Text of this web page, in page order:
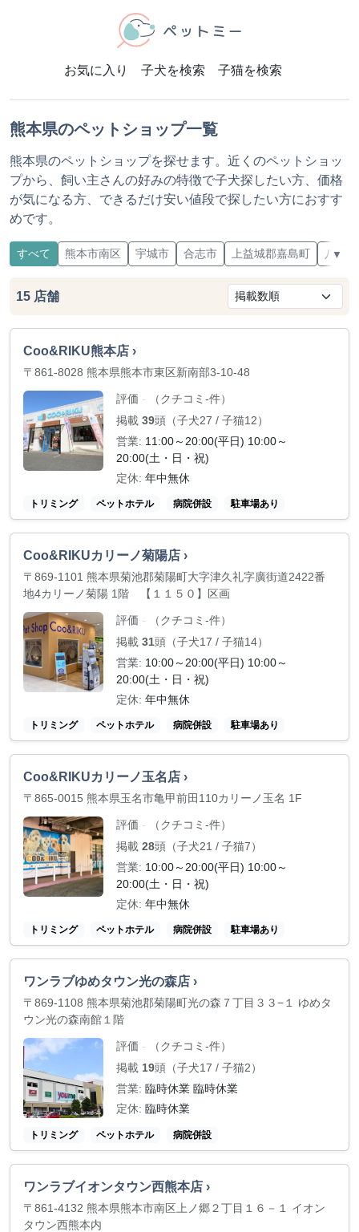
お気に入り 子犬を検索 子猫を検索
熊本県のペットショップ一覧
熊本県のペットショップを探せます。近くのペットショッ
プから、飼い主さんの好みの特徴で子犬探したい方、価格
が気になる方、できるだけ安い値段で探したい方におすす
めです。
すべて 熊本市南区 宇城市 合志市 上益城郡嘉島町 八代市
▼
15 店舗
Coo&RIKU熊本店 ›
〒861-8028 熊本県熊本市東区新南部3-10-48
評価 -
（クチコミ-件）
掲載 39頭（子犬27 / 子猫12）
営業: 11:00～20:00(平日) 10:00～
20:00(土・日・祝)
定休: 年中無休
トリミング ペットホテル 病院併設 駐車場あり
Coo&RIKUカリーノ菊陽店 ›
〒869-1101 熊本県菊池郡菊陽町大字津久礼字廣街道2422番
地4カリーノ菊陽 1階 【１１５０】区画
評価 -
（クチコミ-件）
掲載 31頭（子犬17 / 子猫14）
営業: 10:00～20:00(平日) 10:00～
20:00(土・日・祝)
定休: 年中無休
トリミング ペットホテル 病院併設 駐車場あり
Coo&RIKUカリーノ玉名店 ›
〒865-0015 熊本県玉名市亀甲前田110カリーノ玉名 1F
評価 -
（クチコミ-件）
掲載 28頭（子犬21 / 子猫7）
営業: 10:00～20:00(平日) 10:00～
20:00(土・日・祝)
定休: 年中無休
トリミング ペットホテル 病院併設 駐車場あり
ワンラブゆめタウン光の森店 ›
〒869-1108 熊本県菊池郡菊陽町光の森７丁目３３−１ ゆめタ
ウン光の森南館１階
評価 -
（クチコミ-件）
掲載 19頭（子犬17 / 子猫2）
営業: 臨時休業 臨時休業
定休: 臨時休業
トリミング ペットホテル 病院併設
ワンラブイオンタウン西熊本店 ›
〒861-4132 熊本県熊本市南区上ノ郷２丁目１６－１ イオン
タウン西熊本内